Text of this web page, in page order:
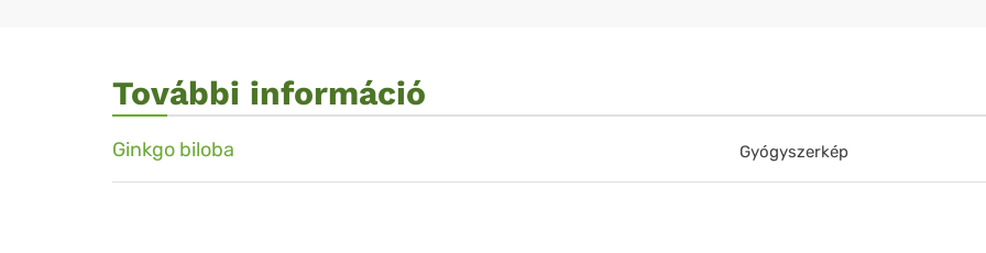
További információ
Ginkgo biloba Gyógyszerkép